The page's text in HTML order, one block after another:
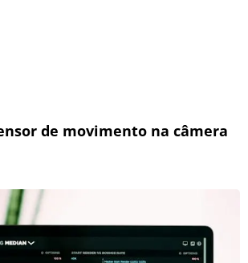
de movimento na câmera